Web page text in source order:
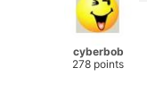
cyberbob
278 points